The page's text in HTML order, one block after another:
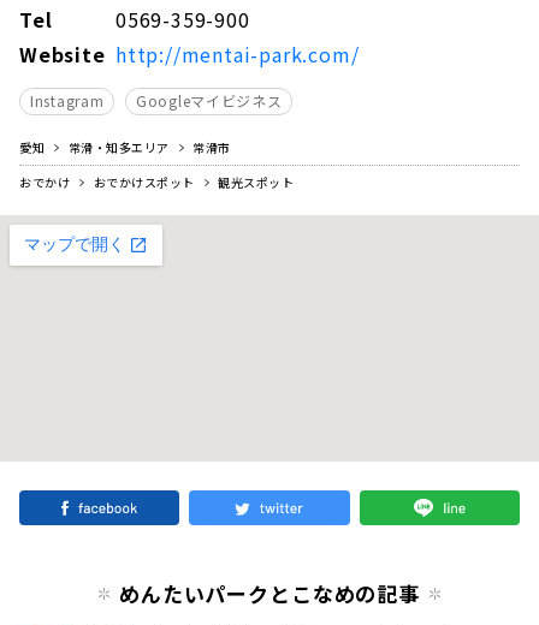
Tel
0569-359-900
Website http://mentai-park.com/
Instagram Googleマイビジネス
愛知 常滑・知多エリア
常滑市
おでかけ
おでかけスポット 観光スポット
めんたいパークとこなめの記事